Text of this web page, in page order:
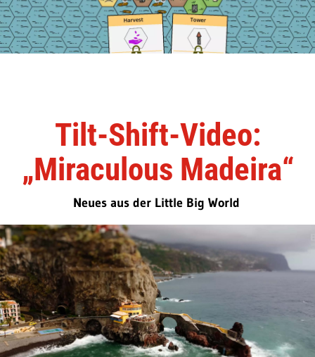
Tilt-Shift-Video:
„Miraculous Madeira“
Neues aus der Little Big World